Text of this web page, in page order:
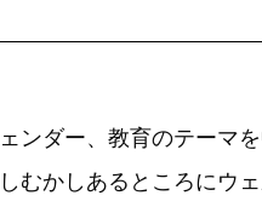
ンダー、教育のテーマ
むかしあるところにウ